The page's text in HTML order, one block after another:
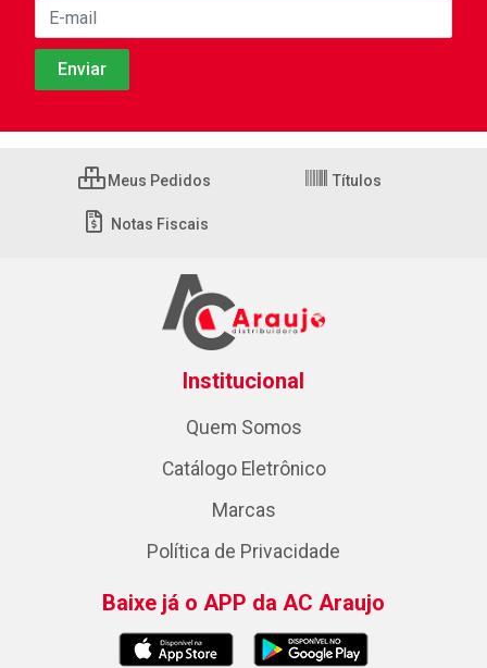
Meus Pedidos Títulos
Notas Fiscais
Institucional
Quem Somos
Catálogo Eletrônico
Marcas
Política de Privacidade
Baixe já o APP da AC Araujo